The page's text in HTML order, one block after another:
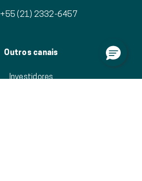
+55 (21) 2332-6457
Outros canais
Investidores